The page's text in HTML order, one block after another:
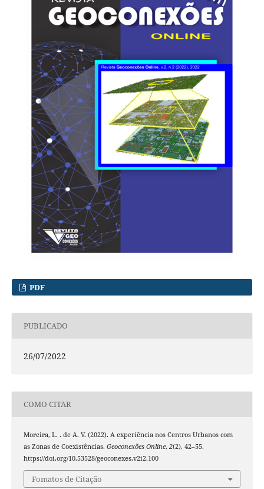
PDF
PUBLICADO
26/07/2022
COMO CITAR
Moreira, L. . de A. V. (2022). A experiência nos Centros Urbanos com
as Zonas de Coexistências. Geoconexões Online, 2(2), 42–55.
https://doi.org/10.53528/geoconexes.v2i2.100
Fomatos de Citação